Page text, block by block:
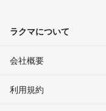
ラクマについて
会社概要
利用規約